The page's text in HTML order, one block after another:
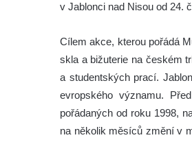
v Jablonci nad Nisou od 24.
Cílem akce, kterou pořádá
skla a bižuterie na českém
a studentských prací.
evropského významu.
pořádaných od roku 1998,
na několik měsíců změní v